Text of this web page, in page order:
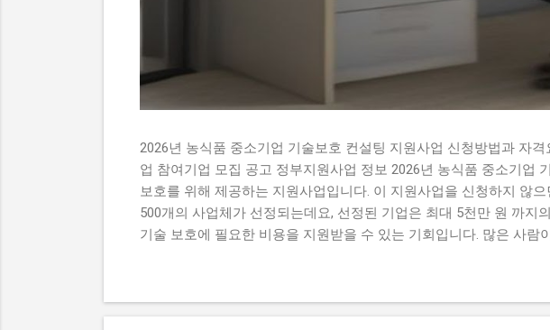
2026년 농식품 중소기업 기술보호 컨설팅 지원사업 신청방법과 자
업 참여기업 모집 공고 정부지원사업 정보 2026년 농식품 중소기업
보호를 위해 제공하는 지원사업입니다. 이 지원사업을 신청하지 않
500개의 사업체가 선정되는데요, 선정된 기업은 최대 5천만 원 까지
기술 보호에 필요한 비용을 지원받을 수 있는 기회입니다. 많은 사
농식품 중소기업 기술보호 컨설팅 지원사업의 신청 방법과 자격 요
원 받은 사람들의 후기도 공유합니다. 그러므로, 이 글을 읽으면 지